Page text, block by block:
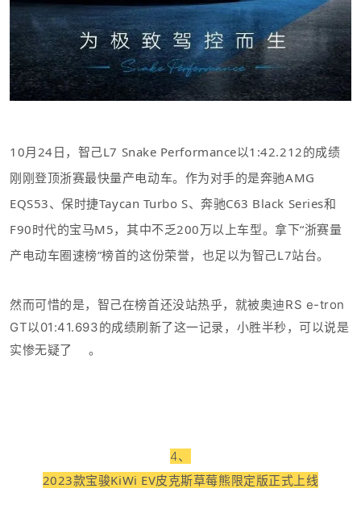
10月24日，智己L7 Snake Performance以1:42.212的成绩
刚刚登顶浙赛最快量产电动车。作为对手的是奔驰AMG
EQS53、保时捷Taycan Turbo S、奔驰C63 Black Series和
F90时代的宝马M5，其中不乏200万以上车型。拿下“浙赛量
产电动车圈速榜”榜首的这份荣誉，也足以为智己L7站台。
然而可惜的是，智己在榜首还没站热乎，就被奥迪RS e-tron
GT以01:41.693的成绩刷新了这一记录，小胜半秒，可以说是
实惨无疑了
。
4、
2023款宝骏KiWi EV皮克斯草莓熊限定版正式上线